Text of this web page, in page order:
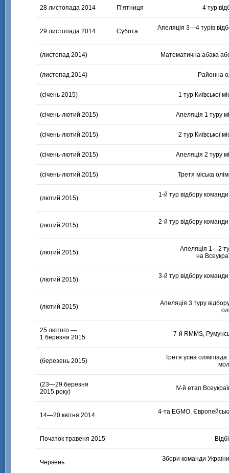
28 листопада 2014 П’ятниця 4 тур
29 листопада 2014 Субота Апеляція3—4 турів
(листопад 2014) Математична абака
(листопад 2014) Районна
(січень 2015) 1 тур Київської
(січень-лютий 2015) Апеляція 1 туру
(січень-лютий 2015) 2 тур Київської
(січень-лютий 2015) Апеляція 2 туру
(січень-лютий 2015) Третя міська
(лютий 2015) 1-й турвідбору команди
(лютий 2015) 2-й турвідбору команди
(лютий 2015) Апеляція 1—2
на
(лютий 2015) 3-й турвідбору команди
(лютий 2015)
Апеляція 3 туру
25 лютого —
1 березня 2015
7-й RMMS,
(березень 2015)
Третя усна
(23—29 березня
2015 року)
ІV-й етап
14—20 квітня 2014 4-та EGMO,
Початок травеня 2015
Червень Збори команди